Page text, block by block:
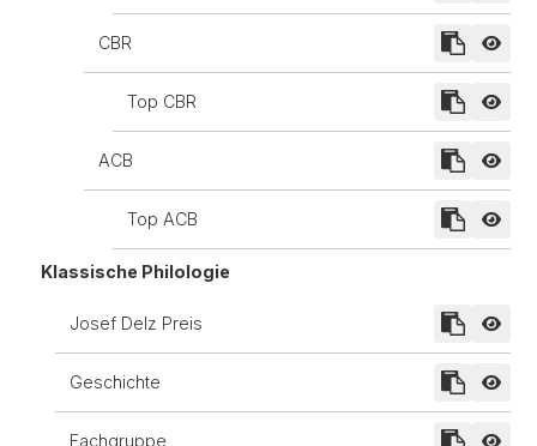
CBR
Top CBR
ACB
Top ACB
Klassische Philologie
Josef Delz Preis
Geschichte
Fachgruppe